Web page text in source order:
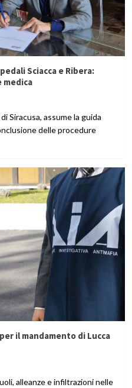
Sciacca e Ribera:
medica
Siracusa, assume la guida
delle procedure
il mandamento di Lucca
alleanze e infiltrazioni nelle